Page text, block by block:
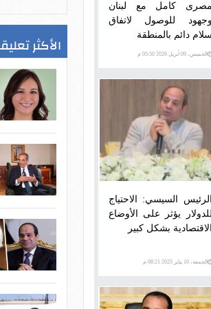
مصرى كامل مع لبنان
وجهود للوصول لاتفاق
سلام دائم بالمنطقة
الخميس، 09 أبريل 2026 05:50 م
الرئيس السيسي: الاحتياج
للدولار يؤثر على الأوضاع
الاقتصادية بشكل كبير
الجمعة، 10 يناير 2025 08:21 م
الأكثر